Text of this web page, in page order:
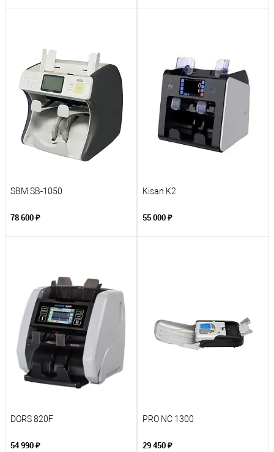
SBM SB-1050
78 600 ₽
Kisan K2
55 000 ₽
DORS 820F
54 990 ₽
PRO NC 1300
29 450 ₽